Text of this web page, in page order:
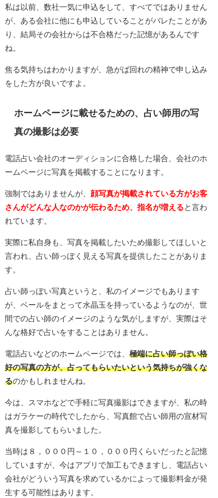
私は以前、数社一気に申込をして、すべてではありません
が、ある会社に他にも申込していることがバレたことがあ
り、結局その会社からは不合格だった記憶があるんです
ね。
焦る気持ちはわかりますが、急がば回れの精神で申し込み
をした方が良いですよ。
ホームページに載せるための、占い師用の写
真の撮影は必要
電話占い会社のオーディションに合格した場合、会社のホ
ームページに写真を掲載することになります。
強制ではありませんが、 顔写真が掲載されている方がお客
さんがどんな人なのかが伝わるため、指名が増える と言わ
れています。
実際に私自身も、写真を掲載したいため撮影してほしいと
言われ、占い師っぽく見える写真を提供したことがありま
す。
占い師っぽい写真というと、私のイメージでもあります
が、ベールをまとって水晶玉を持っているようなのが、世
間での占い師のイメージのような気がしますが、実際はそ
んな格好で占いをすることはありません。
電話占いなどのホームページでは、 極端に占い師っぽい格
好の写真の方が、占ってもらいたいという気持ちが強くな
るのかもしれませんね。
今は、スマホなどで手軽に写真撮影はできますが、私の時
はガラケーの時代でしたから、写真館で占い師用の宣材写
真を撮影してもらいました。
当時は８，０００円～１０，０００円くらいだったと記憶
していますが、今はアプリで加工もできますし、電話占い
会社がどういう写真を求めているかによって撮影料金が発
生する可能性はあります。